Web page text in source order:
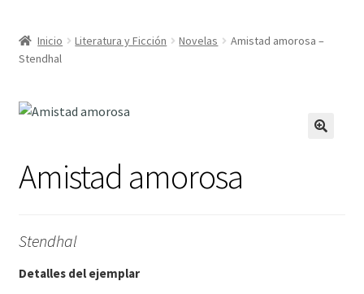
Libros
hijo
Inicio Literatura y Ficción Novelas
Amistad amorosa –
Stendhal
Amistad amorosa
Stendhal
Detalles del ejemplar